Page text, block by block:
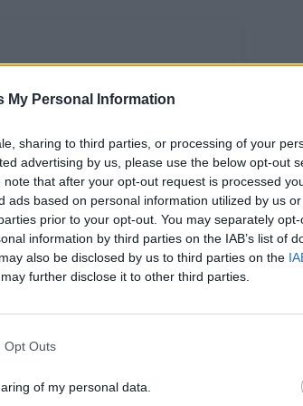
My Personal Information
sharing to third parties, or processing of your
advertising by us, please use the below opt-out
that after your opt-out request is processed
ads based on personal information utilized by us
prior to your opt-out. You may separately
information by third parties on the IAB’s list of
also be disclosed by us to third parties on the
further disclose it to other third parties.
Opt Outs
of my personal data.